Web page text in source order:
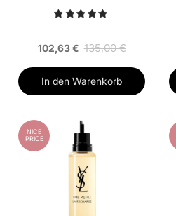
102,63 € 135,00 €
In den Warenkorb
NICE
PRICE